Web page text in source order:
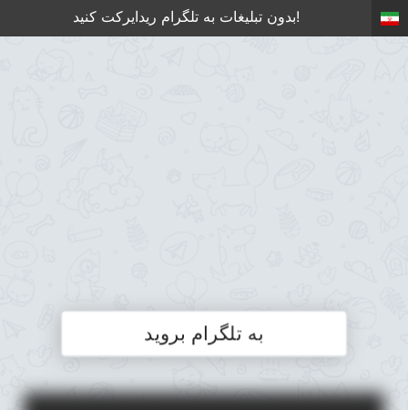
بدون تبلیغات به تلگرام ریدایرکت کنید!
به تلگرام بروید